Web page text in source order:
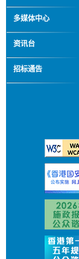
多媒体中心
资讯台
招标通告